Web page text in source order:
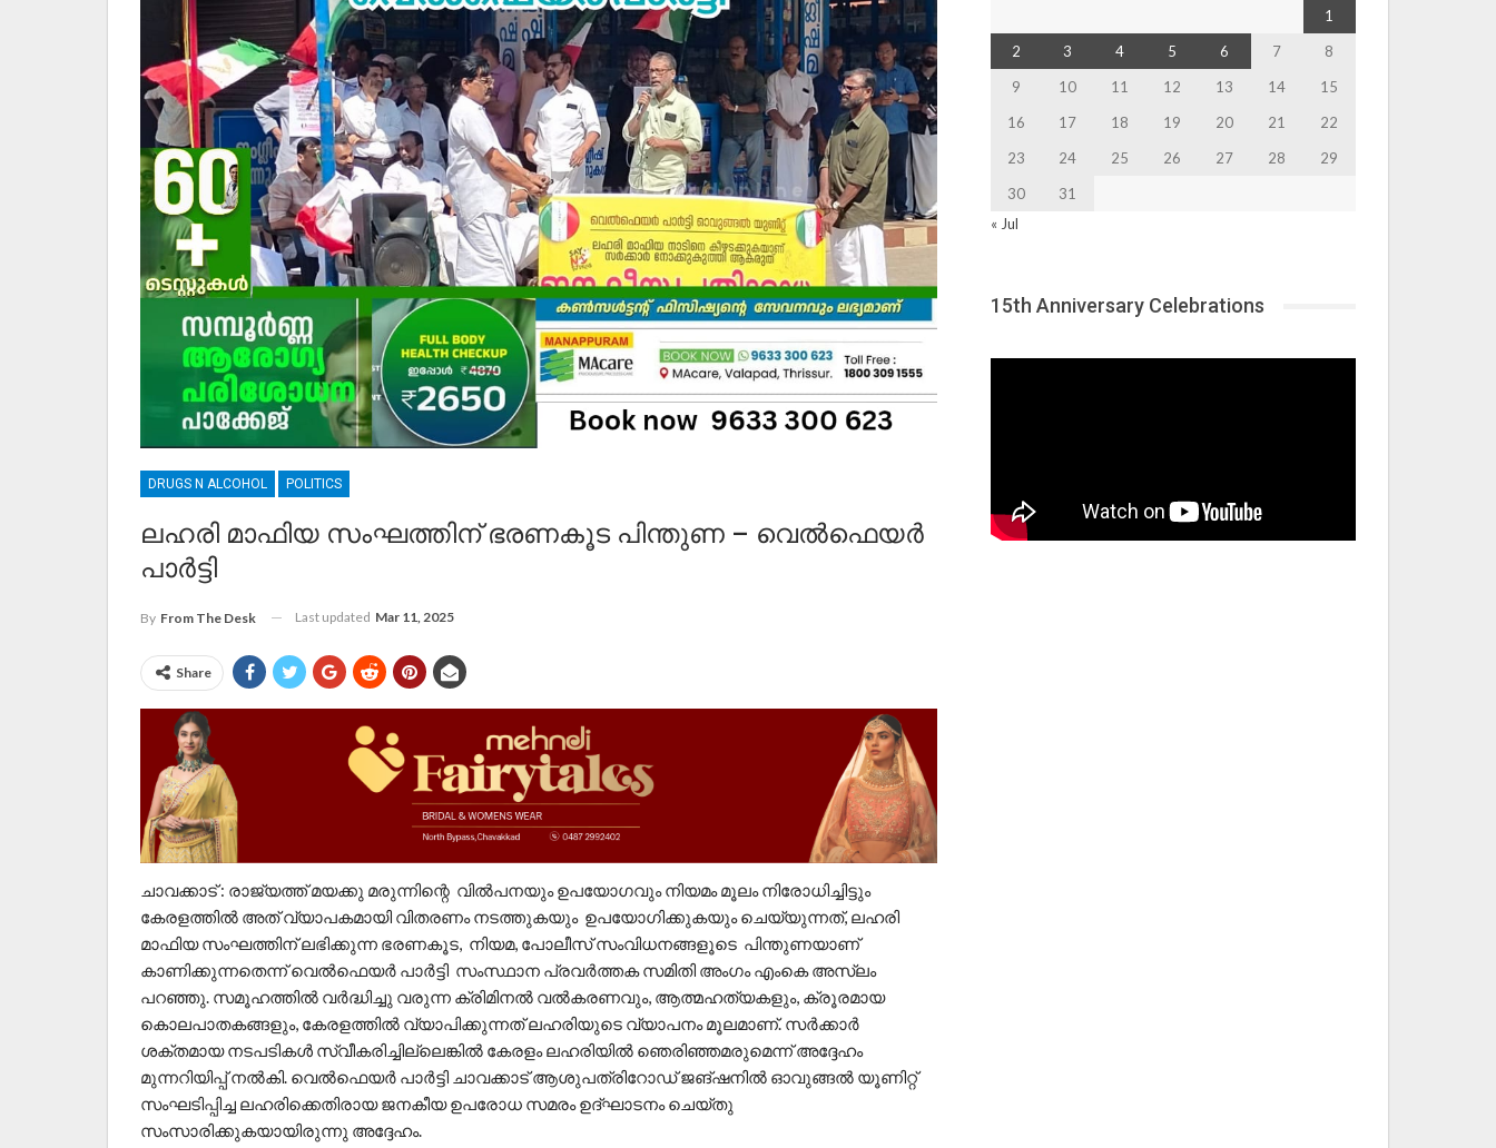
DRUGS N ALCOHOL POLITICS
ലഹരി മാഫിയ സംഘത്തിന് ഭരണകൂട പിന്തുണ – വെൽഫെയർ
പാർട്ടി
By From The Desk Last updated Mar 11, 2025
Share
ചാവക്കാട് : രാജ്യത്ത് മയക്കു മരുന്നിന്റെ വിൽപനയും ഉപയോഗവും നിയമം മൂലം നിരോധിച്ചിട്ടും
കേരളത്തിൽ അത് വ്യാപകമായി വിതരണം നടത്തുകയും ഉപയോഗിക്കുകയും ചെയ്യുന്നത്, ലഹരി
മാഫിയ സംഘത്തിന് ലഭിക്കുന്ന ഭരണകൂട, നിയമ, പോലീസ് സംവിധനങ്ങളൂടെ പിന്തുണയാണ്
കാണിക്കുന്നതെന്ന് വെൽഫെയർ പാർട്ടി സംസ്ഥാന പ്രവർത്തക സമിതി അംഗം എംകെ അസ്‌ലം
പറഞ്ഞു. സമൂഹത്തിൽ വർദ്ധിച്ചു വരുന്ന ക്രിമിനൽ വൽകരണവും, ആത്മഹത്യകളും, ക്രൂരമായ
കൊലപാതകങ്ങളും, കേരളത്തിൽ വ്യാപിക്കുന്നത് ലഹരിയുടെ വ്യാപനം മൂലമാണ്. സർക്കാർ
ശക്തമായ നടപടികൾ സ്വീകരിച്ചില്ലെങ്കിൽ കേരളം ലഹരിയിൽ ഞെരിഞ്ഞമരുമെന്ന് അദ്ദേഹം
മുന്നറിയിപ്പ് നൽകി. വെൽഫെയർ പാർട്ടി ചാവക്കാട് ആശുപത്രിറോഡ് ജങ്ഷനിൽ ഓവുങ്ങൽ യൂണിറ്റ്
സംഘടിപ്പിച്ച ലഹരിക്കെതിരായ ജനകീയ ഉപരോധ സമരം ഉദ്ഘാടനം ചെയ്തു
സംസാരിക്കുകയായിരുന്നു അദ്ദേഹം.
1
2
3 4 5 6 7
8
9
10 11 12 13 14
15
16
17 18 19 20 21
22
23
24 25 26 27 28
29
30
31
« Jul
15th Anniversary Celebrations